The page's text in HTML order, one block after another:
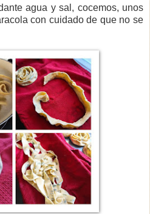
agua y sal, cocemos, unos
con cuidado de que no se